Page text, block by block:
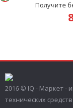
Получите
2016 © IQ - Маркет -
технических